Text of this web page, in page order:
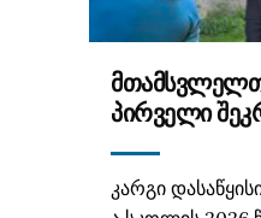
ᲞᲘᲠᲕᲔᲚᲘ
კარგი